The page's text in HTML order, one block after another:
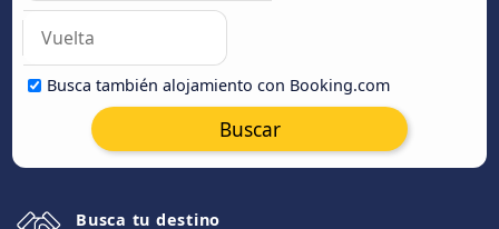
Busca también alojamiento con Booking.com
Buscar
Busca tu destino